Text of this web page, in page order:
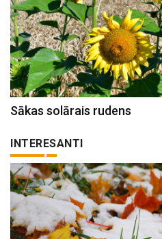
Sākas solārais rudens
INTERESANTI